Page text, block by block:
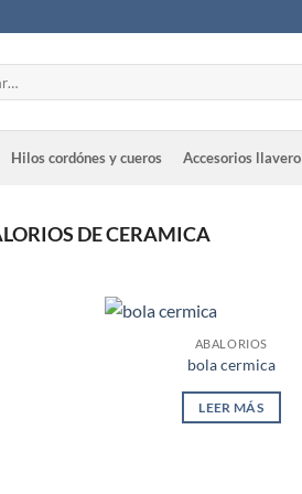
Hilos cordónes y cueros Accesorios llavero
DE CERAMICA
ABALORIOS
bola cermica
LEER MÁS